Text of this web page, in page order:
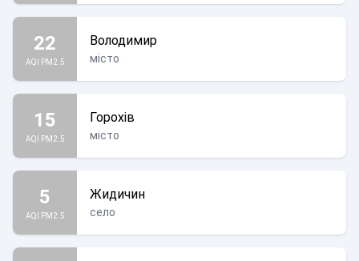
22
AQI PM2.5
Володимир
місто
15
AQI PM2.5
Горохів
місто
5
AQI PM2.5
Жидичин
село